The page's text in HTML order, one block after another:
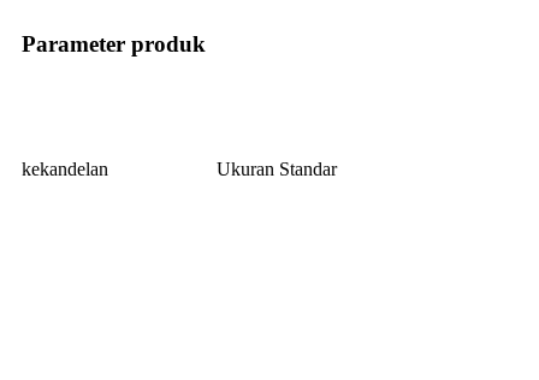
Parameter produk
kekandelan Ukuran Standar